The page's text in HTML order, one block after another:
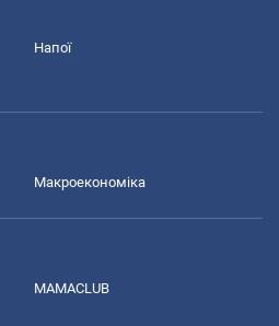
Напої
Макроекономіка
MAMACLUB